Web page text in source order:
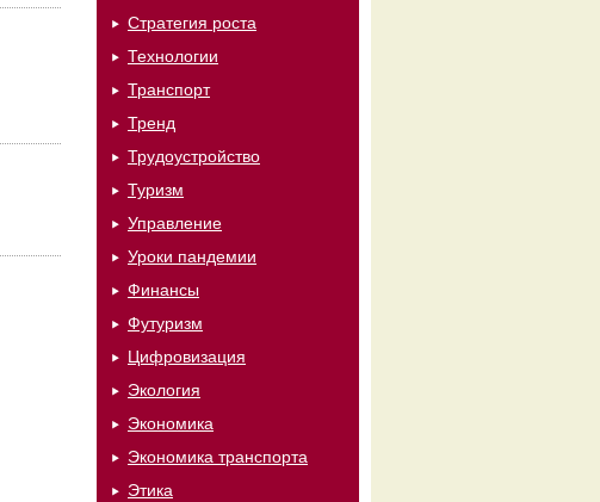
Стратегия роста
Технологии
Транспорт
Тренд
Трудоустройство
Туризм
Управление
Уроки пандемии
Финансы
Футуризм
Цифровизация
Экология
Экономика
Экономика транспорта
Этика